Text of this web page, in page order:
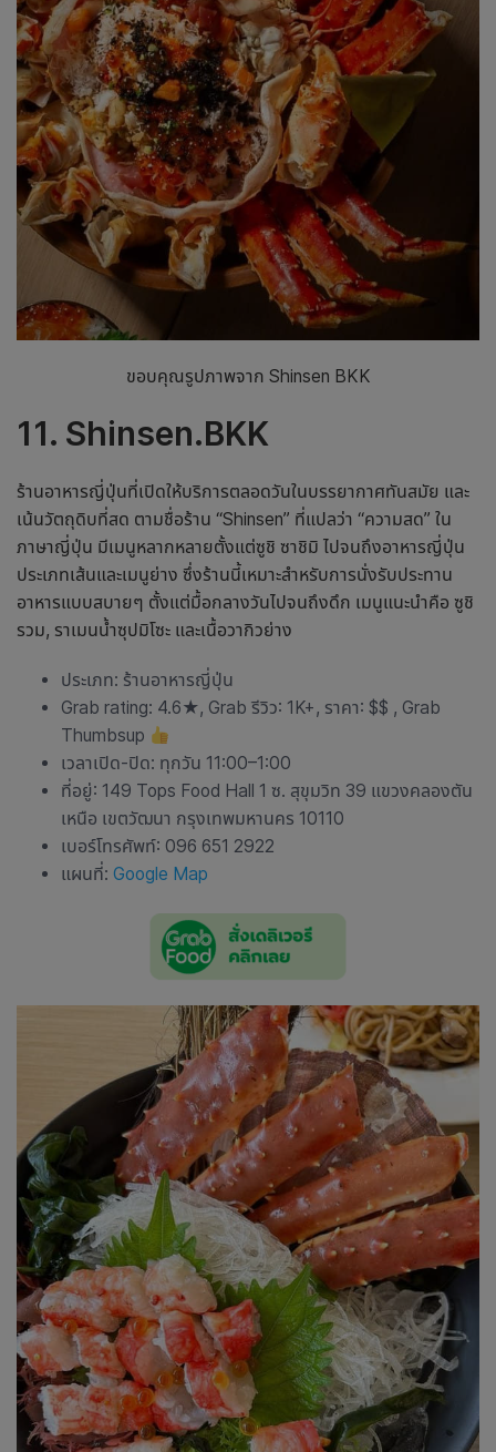
ขอบคุณรูปภาพจาก Shinsen BKK
11. Shinsen.BKK
ร้านอาหารญี่ปุ่นที่เปิดให้บริการตลอดวันในบรรยากาศทันสมัย และ
เน้นวัตถุดิบที่สด ตามชื่อร้าน “Shinsen” ที่แปลว่า “ความสด” ใน
ภาษาญี่ปุ่น มีเมนูหลากหลายตั้งแต่ซูชิ ซาชิมิ ไปจนถึงอาหารญี่ปุ่น
ประเภทเส้นและเมนูย่าง ซึ่งร้านนี้เหมาะสำหรับการนั่งรับประทาน
อาหารแบบสบายๆ ตั้งแต่มื้อกลางวันไปจนถึงดึก เมนูแนะนำคือ ซูชิ
รวม, ราเมนน้ำซุปมิโซะ และเนื้อวากิวย่าง
ประเภท: ร้านอาหารญี่ปุ่น
Grab rating: 4.6★, Grab รีวิว: 1K+, ราคา: $$ , Grab
Thumbsup
เวลาเปิด-ปิด: ทุกวัน 11:00–1:00
ที่อยู่: 149 Tops Food Hall 1 ซ. สุขุมวิท 39 แขวงคลองตัน
เหนือ เขตวัฒนา กรุงเทพมหานคร 10110
เบอร์โทรศัพท์: 096 651 2922
แผนที่: Google Map